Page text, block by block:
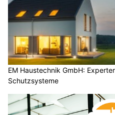
EM Haustechnik GmbH:
Schutzsysteme